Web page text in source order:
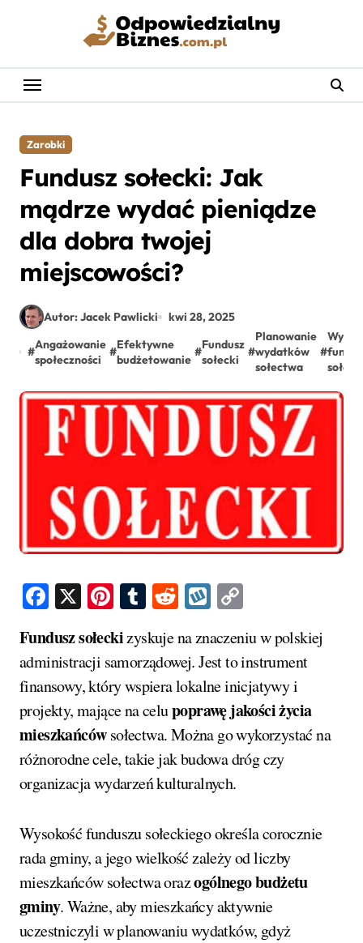
Zarobki
Fundusz sołecki: Jak
mądrze wydać pieniądze
dla dobra twojej
miejscowości?
Autor: Jacek Pawlicki kwi 28, 2025
#
Angażowanie
społeczności
#
Efektywne
budżetowanie
#
Fundusz
sołecki
#
Planowanie
wydatków
sołectwa
#
Facebook
X Pinterest
Tumblr
RedditWykop
Fundusz sołeckizyskuje na znaczeniu w polskiej
administracji samorządowej. Jest to instrument
finansowy, który wspiera lokalne inicjatywy i
projekty, mające na celupoprawę jakości życia
mieszkańcówsołectwa. Można go wykorzystać na
różnorodne cele, takie jak budowa dróg czy
organizacja wydarzeń kulturalnych.
Wysokość funduszu sołeckiego określa corocznie
rada gminy, a jego wielkość zależy od liczby
mieszkańców sołectwa orazogólnego budżetu
gminy. Ważne, aby mieszkańcy aktywnie
uczestniczyli w planowaniu wydatków, gdyż